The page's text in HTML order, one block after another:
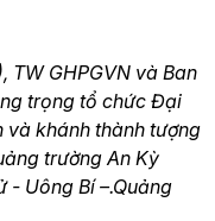
TW GHPGVN và Ban
trọng tổ chức Đại
và khánh thành tượng
trường An Kỳ
- Uông Bí –.Quảng